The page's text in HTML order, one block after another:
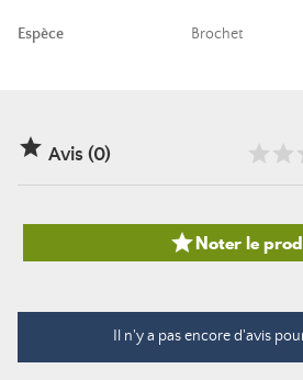
Espèce Brochet
 Avis (0)
Noter le
Il n'y a pas encore d'avis